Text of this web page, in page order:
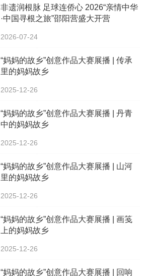
非遗润根脉 足球连侨心 2026“亲情中华
·中国寻根之旅”邵阳营盛大开营
2026-07-24
“妈妈的故乡”创意作品大赛展播 | 传承
里的妈妈故乡
2025-12-26
“妈妈的故乡”创意作品大赛展播 | 丹青
中的妈妈故乡
2025-12-26
“妈妈的故乡”创意作品大赛展播 | 山河
里的妈妈故乡
2025-12-26
“妈妈的故乡”创意作品大赛展播 | 画笺
上的妈妈故乡
2025-12-26
“妈妈的故乡”创意作品大赛展播 | 回响